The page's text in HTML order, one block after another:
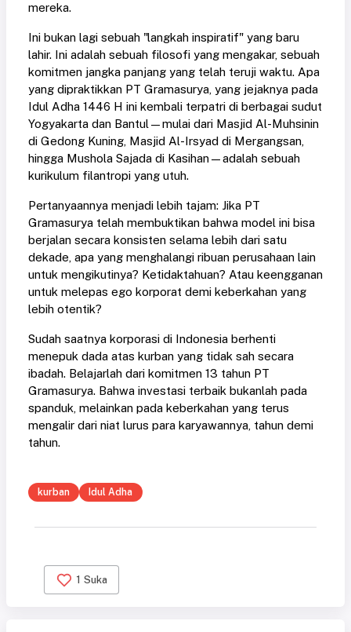
mereka.
Ini bukan lagi sebuah "langkah inspiratif" yang baru
lahir. Ini adalah sebuah filosofi yang mengakar, sebuah
komitmen jangka panjang yang telah teruji waktu. Apa
yang dipraktikkan PT Gramasurya, yang jejaknya pada
Idul Adha 1446 H ini kembali terpatri di berbagai sudut
Yogyakarta dan Bantul—mulai dari Masjid Al-Muhsinin
di Gedong Kuning, Masjid Al-Irsyad di Mergangsan,
hingga Mushola Sajada di Kasihan—adalah sebuah
kurikulum filantropi yang utuh.
Pertanyaannya menjadi lebih tajam: Jika PT
Gramasurya telah membuktikan bahwa model ini bisa
berjalan secara konsisten selama lebih dari satu
dekade, apa yang menghalangi ribuan perusahaan lain
untuk mengikutinya? Ketidaktahuan? Atau keengganan
untuk melepas ego korporat demi keberkahan yang
lebih otentik?
Sudah saatnya korporasi di Indonesia berhenti
menepuk dada atas kurban yang tidak sah secara
ibadah. Belajarlah dari komitmen 13 tahun PT
Gramasurya. Bahwa investasi terbaik bukanlah pada
spanduk, melainkan pada keberkahan yang terus
mengalir dari niat lurus para karyawannya, tahun demi
tahun.
kurban Idul Adha
1 Suka